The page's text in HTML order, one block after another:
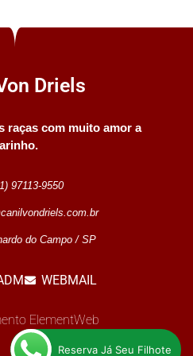
Driels
raças com muito amor a
97113-9550
do Campo / SP
WEBMAIL
ElementWeb
Reserva Já Seu Filhote